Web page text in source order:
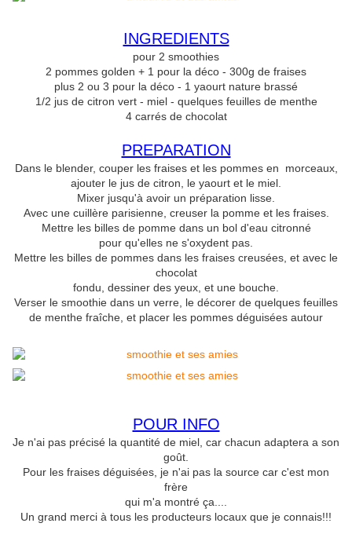
INGREDIENTS
pour 2 smoothies
2 pommes golden + 1 pour la déco - 300g de fraises
plus 2 ou 3 pour la déco - 1 yaourt nature brassé
1/2 jus de citron vert - miel - quelques feuilles de menthe
4 carrés de chocolat
PREPARATION
Dans le blender, couper les fraises et les pommes en morceaux,
ajouter le jus de citron, le yaourt et le miel.
Mixer jusqu'à avoir un préparation lisse.
Avec une cuillère parisienne, creuser la pomme et les fraises.
Mettre les billes de pomme dans un bol d'eau citronné
pour qu'elles ne s'oxydent pas.
Mettre les billes de pommes dans les fraises creusées, et avec le
chocolat
fondu, dessiner des yeux, et une bouche.
Verser le smoothie dans un verre, le décorer de quelques feuilles
de menthe fraîche, et placer les pommes déguisées autour
POUR INFO
Je n'ai pas précisé la quantité de miel, car chacun adaptera a son
goût.
Pour les fraises déguisées, je n'ai pas la source car c'est mon
frère
qui m'a montré ça....
Un grand merci à tous les producteurs locaux que je connais!!!